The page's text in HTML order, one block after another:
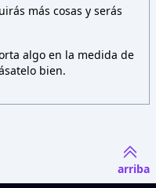
más cosas y serás
algo en la medida de
bien.
arriba